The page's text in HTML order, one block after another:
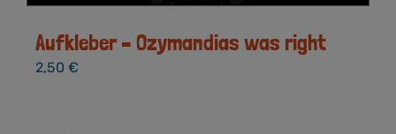
Aufkleber – Ozymandias was right
2,50 €